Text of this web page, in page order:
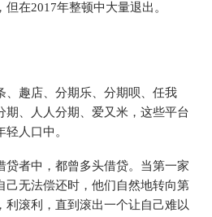
在2017年整顿中大量退出。
、趣店、分期乐、分期呗、任我
期、人人分期、爱又米，这些平台
人口中。
贷者中，都曾多头借贷。当第一家
己无法偿还时，他们自然地转向第
利滚利，直到滚出一个让自己难以